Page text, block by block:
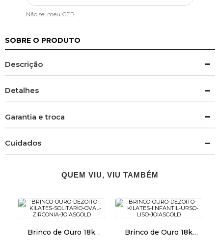
Não sei meu CEP
SOBRE O PRODUTO
Descrição
Detalhes
Garantia e troca
Cuidados
QUEM VIU, VIU TAMBÉM
Brinco de Ouro 18k
Brinco de Ouro 18k